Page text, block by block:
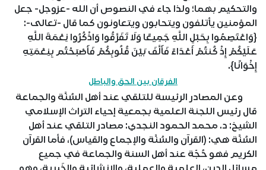
والتحكيم بهما؛ ولذا جاء في النصوص أن الله -عزوجل- جعل
المؤمنين يأتلفون ويتحابون ويتعاونون كما قال -تعالى-:
{وَاعْتَصِمُوا بِحَبْلِ اللَّهِ جَمِيعًا وَلَا تَفَرَّقُوا وَاذْكُرُوا نِعْمَةَ اللَّهِ
عَلَيْكُمْ إِذْ كُنتُمْ أَعْدَاءً فَأَلَّفَ بَيْنَ قُلُوبِكُمْ فَأَصْبَحْتُم بِنِعْمَتِهِ
إِخْوَانًا}.
الفرقان بين الحق والباطل
وعن المصادر الرئيسة للتلقي عند أهل السُنَّة والجماعة
قال رئيس اللجنة العلمية بجمعية إحياء التراث الإسلامي
الشيخ: د. محمد الحمود النجدي: مصادر التلقي عند أهل
السُنَّة هي: (القرآن والسُنَّة والإجماع والقياس)، فأما القرآن
الكريم فهو حُجّة عند أهل السنة والجماعة في جميع